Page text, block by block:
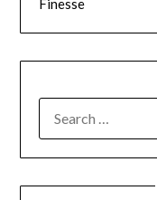
Finesse
FOR: